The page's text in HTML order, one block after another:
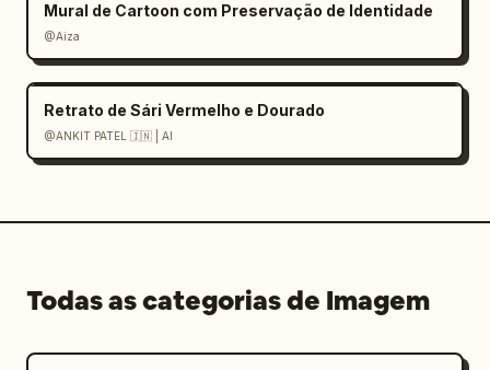
Mural de Cartoon com Preservação de Identidade
@Aiza
Retrato de Sári Vermelho e Dourado
@ANKIT PATEL 🇮🇳 | AI
Todas as categorias de Imagem